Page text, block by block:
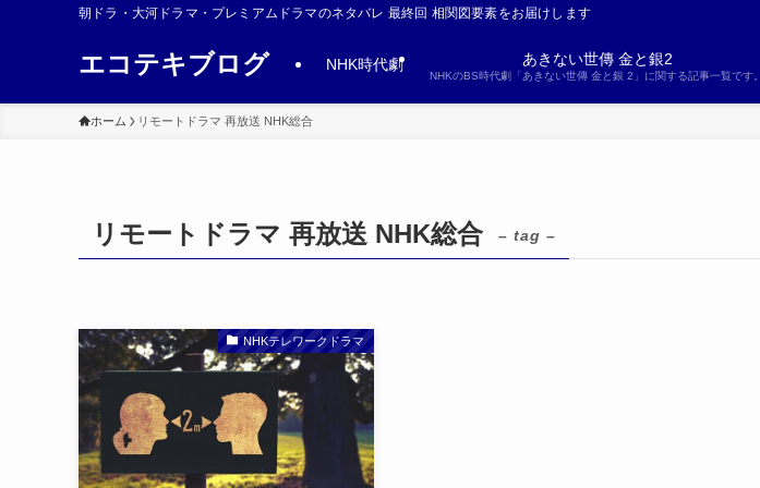
朝ドラ・大河ドラマ・プレミアムドラマのネタバレ 最終回 相関図要素をお届けします
エコテキブログ NHK時代劇 あきない世傳 金と銀2
NHKのBS時代劇「あきない世傳 金と銀 2」に関する記事一覧です。
ホーム リモートドラマ 再放送 NHK総合
リモートドラマ 再放送 NHK総合 – tag –
NHKテレワークドラマ